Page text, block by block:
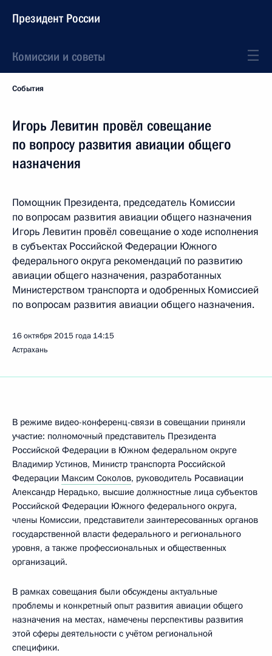
Президент России
Комиссии и советы
События
Игорь Левитин провёл совещание
по вопросу развития авиации общего
назначения
Помощник Президента, председатель Комиссии
по вопросам развития авиации общего назначения
Игорь Левитин провёл совещание о ходе исполнения
в субъектах Российской Федерации Южного
федерального округа рекомендаций по развитию
авиации общего назначения, разработанных
Министерством транспорта и одобренных Комиссией
по вопросам развития авиации общего назначения.
16 октября 2015 года 14:15
Астрахань
В режиме видео-конференц-связи в совещании приняли
участие: полномочный представитель Президента
Российской Федерации в Южном федеральном округе
Владимир Устинов, Министр транспорта Российской
Федерации Максим Соколов, руководитель Росавиации
Александр Нерадько, высшие должностные лица субъектов
Российской Федерации Южного федерального округа,
члены Комиссии, представители заинтересованных органов
государственной власти федерального и регионального
уровня, а также профессиональных и общественных
организаций.
В рамках совещания были обсуждены актуальные
проблемы и конкретный опыт развития авиации общего
назначения на местах, намечены перспективы развития
этой сферы деятельности с учётом региональной
специфики.